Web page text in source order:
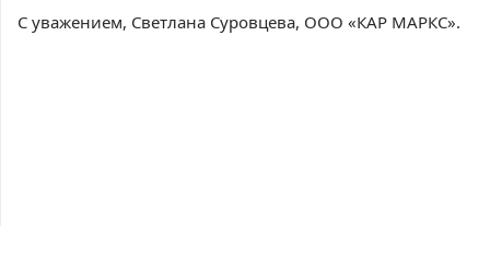
С уважением, Светлана Суровцева, ООО «КАР МАРКС».